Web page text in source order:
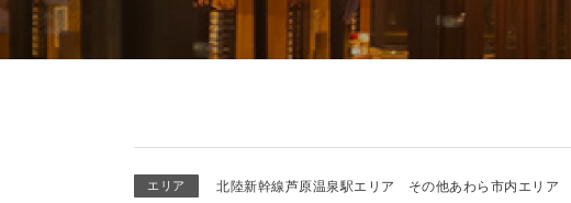
エリア 北陸新幹線芦原温泉駅エリア その他あわら市内エリア